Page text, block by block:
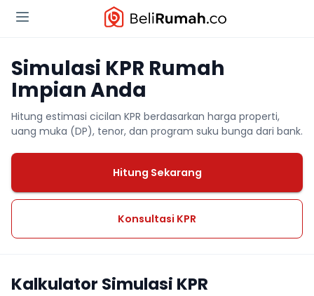
Simulasi KPR Rumah
Impian Anda
Hitung estimasi cicilan KPR berdasarkan harga properti,
uang muka (DP), tenor, dan program suku bunga dari bank.
Hitung Sekarang
Konsultasi KPR
Kalkulator Simulasi KPR